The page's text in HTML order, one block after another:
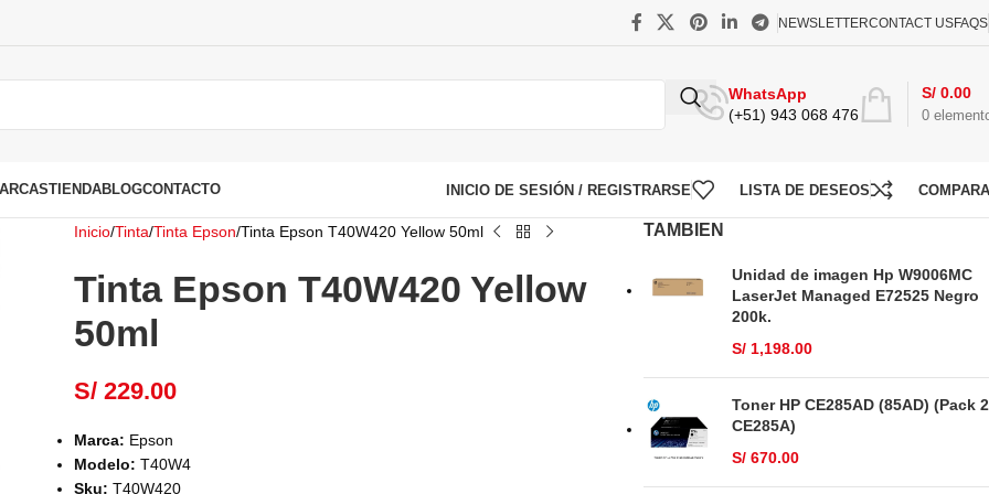
NEWSLETTERCONTACT USFAQS
WhatsApp
(+51) 943 068 476
0
S/ 0.00
TIENDABLOGCONTACTO INICIO DE SESIÓN / REGISTRARSE LISTA DE DESEOS
Inicio Tinta Tinta Epson Tinta Epson T40W420 Yellow 50ml
Tinta Epson T40W420 Yellow
50ml
S/ 229.00
Marca: Epson
Modelo:T40W4
Sku:T40W420
TAMBIEN
Unidad de imagen Hp W9006MC
LaserJet Managed E72525 Negro
200k.
S/1,198.00
Toner HP CE285AD (85AD) (Pack 2
CE285A)
S/670.00